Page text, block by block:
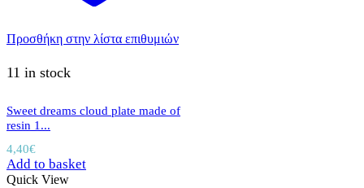
Προσθήκη στην λίστα επιθυμιών
11 in stock
Sweet dreams cloud plate made of
resin 1...
4,40€
Add to basket
Quick View